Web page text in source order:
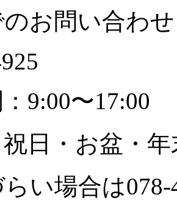
お問い合わせ
925
9:00〜17:00
祝日・お盆・
い場合は